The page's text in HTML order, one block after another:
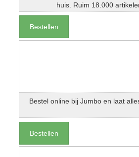
huis. Ruim 18.000
Bestellen
Bestel online bij Jumbo en laat
Bestellen